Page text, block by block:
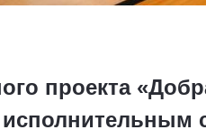
проекта